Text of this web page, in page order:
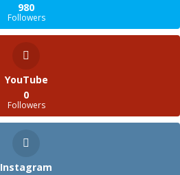
980
Followers
YouTube
0
Followers
Instagram